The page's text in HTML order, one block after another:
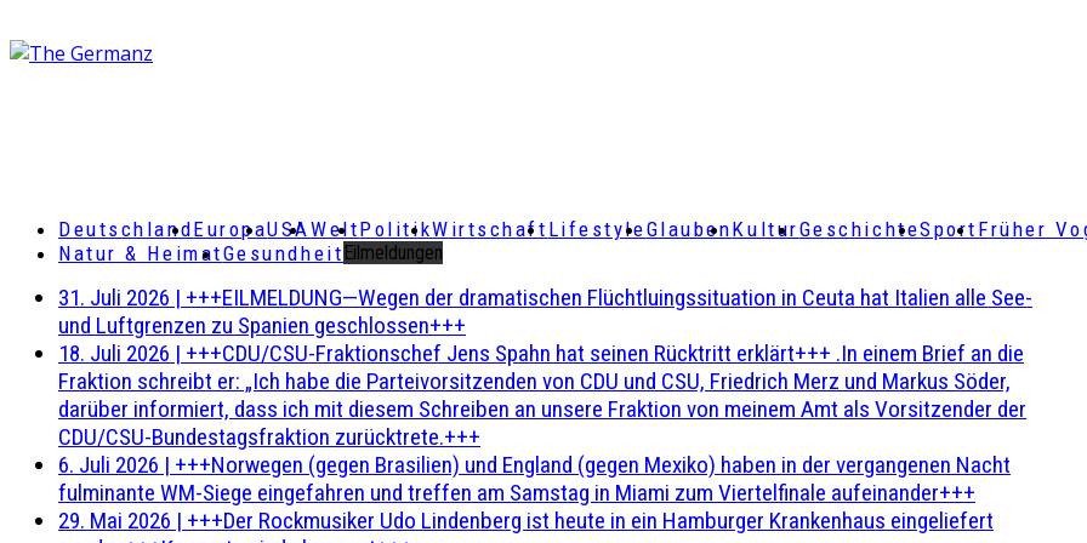
DeutschlandEuropaUSAWeltPolitikWirtschaft LifestyleGlaubenKulturGeschichteSport Früher
Natur & HeimatGesundheit Eilmeldungen
31. Juli 2026 | +++EILMELDUNG—Wegen der dramatischen Flüchtluingssituation in Ceuta hat Italien alle See-
und Luftgrenzen zu Spanien geschlossen+++
18. Juli 2026 | +++CDU/CSU-Fraktionschef Jens Spahn hat seinen Rücktritt erklärt+++ .In einem Brief an die
Fraktion schreibt er: „Ich habe die Parteivorsitzenden von CDU und CSU, Friedrich Merz und Markus Söder,
darüber informiert, dass ich mit diesem Schreiben an unsere Fraktion von meinem Amt als Vorsitzender der
CDU/CSU-Bundestagsfraktion zurücktrete.+++
6. Juli 2026 | +++Norwegen (gegen Brasilien) und England (gegen Mexiko) haben in der vergangenen Nacht
fulminante WM-Siege eingefahren und treffen am Samstag in Miami zum Viertelfinale aufeinander+++
29. Mai 2026 | +++Der Rockmusiker Udo Lindenberg ist heute in ein Hamburger Krankenhaus eingeliefert